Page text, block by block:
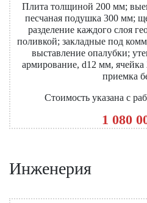
Плита толщиной 200 мм;
песчаная подушка 300 мм;
разделение каждого слоя
поливкой; закладные под
выставление опалубки;
армирование, d12 мм,
приемка
Стоимость указана с
1 080
Инженерия